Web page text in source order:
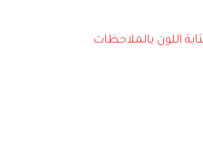
اللون بالملاحظات